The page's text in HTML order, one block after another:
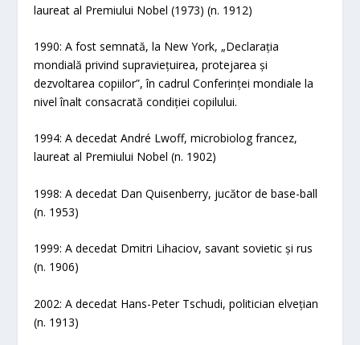
laureat al Premiului Nobel (1973) (n. 1912)
1990: A fost semnată, la New York, „Declarația
mondială privind supraviețuirea, protejarea și
dezvoltarea copiilor”, în cadrul Conferinței mondiale la
nivel înalt consacrată condiției copilului.
1994: A decedat André Lwoff, microbiolog francez,
laureat al Premiului Nobel (n. 1902)
1998: A decedat Dan Quisenberry, jucător de base-ball
(n. 1953)
1999: A decedat Dmitri Lihaciov, savant sovietic și rus
(n. 1906)
2002: A decedat Hans-Peter Tschudi, politician elvețian
(n. 1913)